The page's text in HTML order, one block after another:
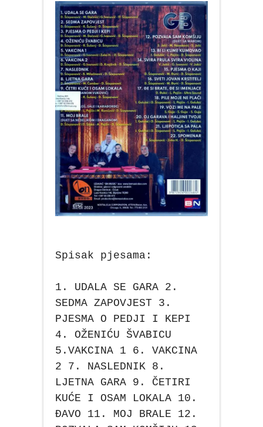
Spisak pjesama:
1. UDALA SE GARA 2.
SEDMA ZAPOVJEST 3.
PJESMA O PEDJI I KEPI
4. OŽENIĆU ŠVABICU
5.VAKCINA 1 6. VAKCINA
2 7. NASLEDNIK 8.
LJETNA GARA 9. ČETIRI
KUĆE I OSAM LOKALA 10.
ĐAVO 11. MOJ BRALE 12.